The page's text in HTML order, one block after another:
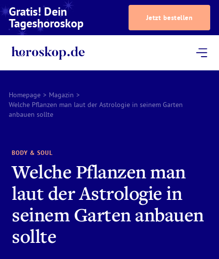
Gratis! Dein
Tageshoroskop Jetzt bestellen
Homepage > Magazin >
Welche Pflanzen man laut der Astrologie in seinem Garten
anbauen sollte
BODY & SOUL
Welche Pflanzen man
laut der Astrologie in
seinem Garten anbauen
sollte